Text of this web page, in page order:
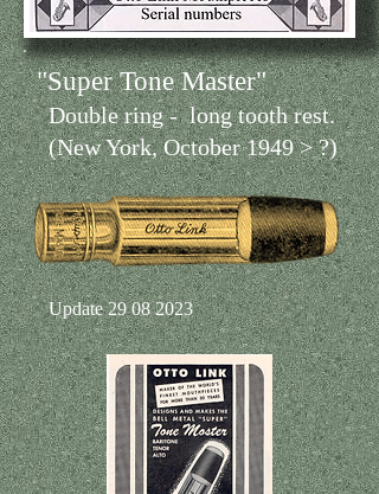
"Super Tone Master"
Double ring-long tooth rest.
(New York, October 1949 > ?)
Update29 08 2023